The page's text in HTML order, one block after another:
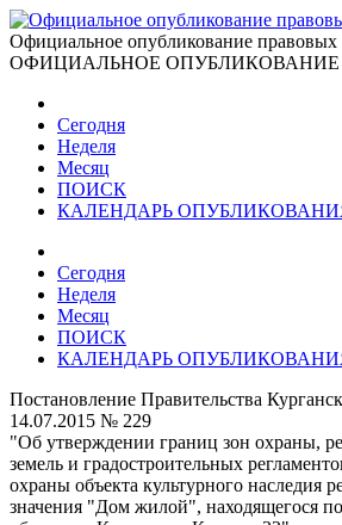
Официальное опубликование правовых
ОФИЦИАЛЬНОЕ ОПУБЛИКОВАНИЕ
Сегодня
Неделя
Месяц
ПОИСК
КАЛЕНДАРЬ
Сегодня
Неделя
Месяц
ПОИСК
КАЛЕНДАРЬ
Постановление Правительства
14.07.2015 № 229
"Об утверждении границ зон охраны,
земель и градостроительных
охраны объекта культурного наследия
значения "Дом жилой", находящегося